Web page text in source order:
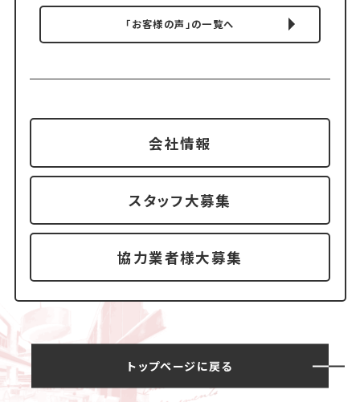
「お客様の声」の一覧へ
会社情報
スタッフ大募集
協力業者様大募集
トップページに戻る